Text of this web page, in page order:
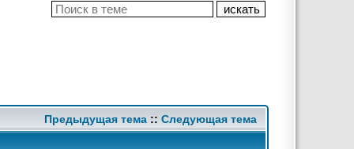
Предыдущая тема :: Следующая тема